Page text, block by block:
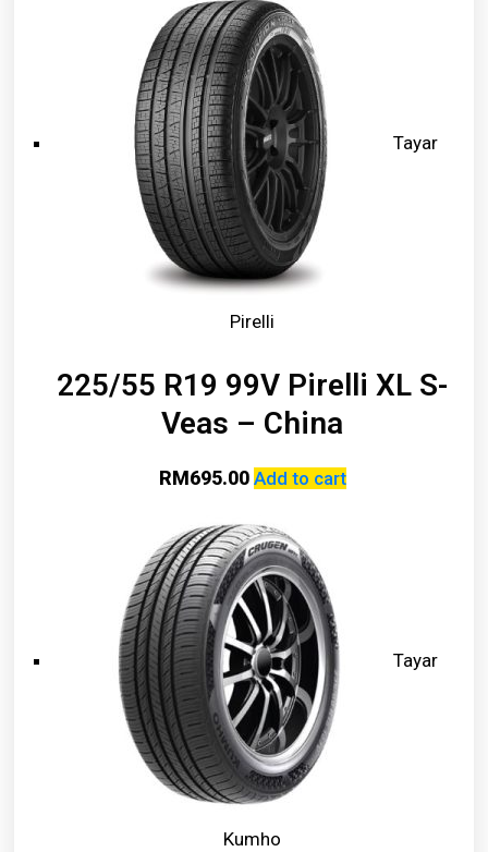
Tayar
Pirelli
225/55 R19 99V Pirelli XL S-
Veas – China
RM695.00 Add to cart
Tayar
Kumho